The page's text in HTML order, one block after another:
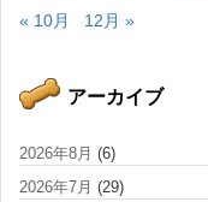
« 10月 12月 »
アーカイブ
2026年8月 (6)
2026年7月 (29)